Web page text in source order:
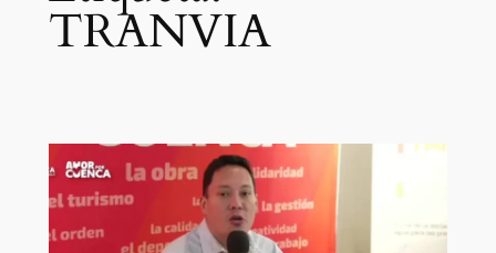
TRANVIA